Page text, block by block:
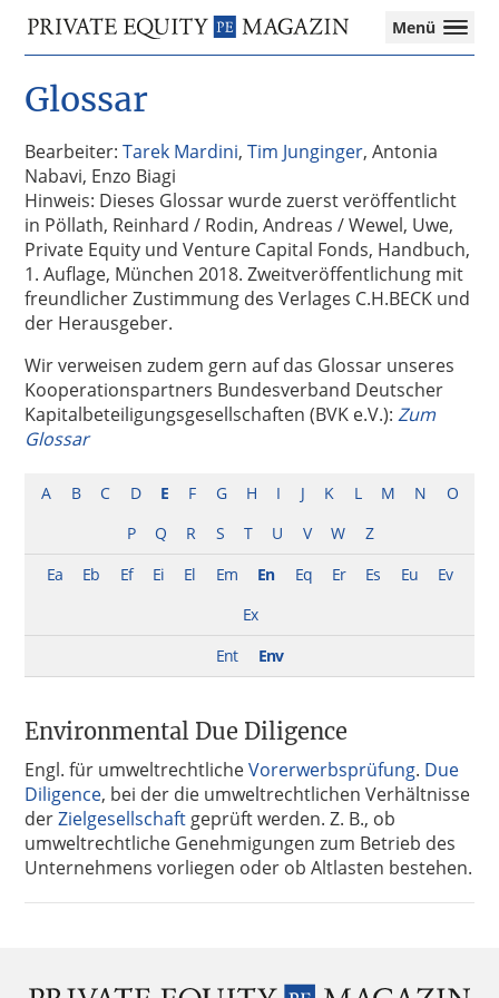
Hauptnavigation
springen
Inhalt
springen
Private
Equity
Das
für
Private
Equity-
Branche
–
Investment
Funds
I
M&A
Tax
Menü
Glossar
Bearbeiter:Tarek Mardini,Tim Junginger, Antonia
Nabavi, Enzo Biagi
Hinweis: Dieses Glossar wurde zuerst veröffentlicht
in Pöllath, Reinhard / Rodin, Andreas / Wewel, Uwe,
Private Equity und Venture Capital Fonds, Handbuch,
1. Auflage, München 2018. Zweitveröffentlichung mit
freundlicher Zustimmung des Verlages C.H.BECK und
der Herausgeber.
Wir verweisen zudem gern auf das Glossar unseres
Kooperationspartners Bundesverband Deutscher
Kapitalbeteiligungsgesellschaften (BVK e.V.):Zum
Glossar
A B C D E F G H I J K L M N
O
P
Q R S T U V W
Z
Ea
Eb Ef Ei El Em En Eq Er Es Eu
Ev
Ex
Ent
Env
Environmental Due Diligence
Engl. für umweltrechtlicheVorerwerbsprüfung. Due
Diligence, bei der die umweltrechtlichen Verhältnisse
derZielgesellschaft geprüft werden. Z. B., ob
umweltrechtliche Genehmigungen zum Betrieb des
Unternehmens vorliegen oder ob Altlasten bestehen.